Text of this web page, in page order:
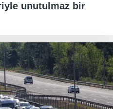
unutulmaz bir